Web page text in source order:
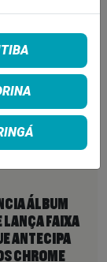
REVELA
COM STEVIE
DO
PARA 2027
ÁLBUM
LANÇA FAIXA
ANTECIPA
CHROME